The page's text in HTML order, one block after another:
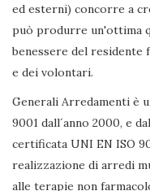
ed esterni) concorre a
può produrre un'ottima
benessere del
e dei volontari.
Generali Arredamenti è
9001 dall´anno 2000, e
certificata UNI EN ISO
realizzazione di arredi
alle terapie non